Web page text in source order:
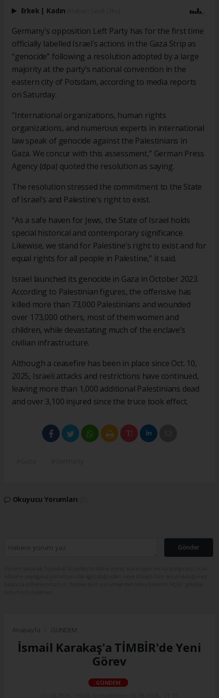
Erkek | Kadın
Germany's opposition Left Party has for the first time
officially labelled Israel’s actions in the Gaza Strip as
“genocide” following a resolution adopted by a large
majority at the party’s national convention in the
eastern city of Potsdam, according to media reports
on Saturday.
“International organizations, human rights
organizations, and numerous experts in international
law speak of genocide against the Palestinians in
Gaza. We concur with this assessment,” German Press
Agency (dpa) quoted the resolution as saying.
The resolution stressed the commitment to the State
of Israel’s and Palestine’s right to exist.
“As a safe haven for Jews, the State of Israel holds
special historical and contemporary significance.
Likewise, we stand for Palestine’s right to exist and for
equal rights for all people in Palestine,” it said.
Israel launched its genocide in Gaza in October 2023.
According to Palestinian figures, the offensive has
killed more than 73,000 Palestinians and wounded
over 173,000 others, most of them women and
children, while devastating much of the enclave’s
civilian infrastructure.
Although a ceasefire has been in place since Oct. 10,
2025, Israeli attacks and restrictions have continued,
leaving more than 1,000 additional Palestinians dead
and over 3,100 injured since the truce took effect.
Okuyucu Yorumları
Gönder
Anasayfa GÜNDEM
İsmail Karakaş'a TİMBİR'de Yeni
Görev
GÜNDEM